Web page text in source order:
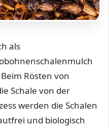
als
Rösten von
Schale von der
werden die Schalen
und biologisch